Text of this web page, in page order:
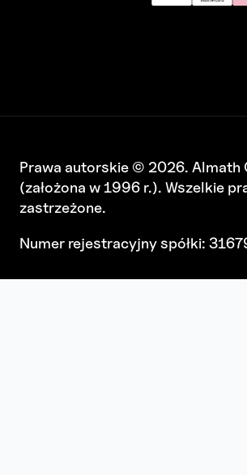
Prawa autorskie © 2026. Almath
(założona w 1996 r.). Wszelkie
zastrzeżone.
Numer rejestracyjny spółki: